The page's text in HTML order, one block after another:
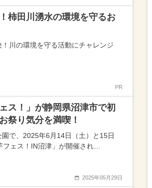
柿田川湧水の環境を守るお
川の環境を守る活動にチャレンジ
PR
ス！」が静岡県沼津市で初
祭り気分を満喫！
で、2025年6月14日（土）と15日
フェス！IN沼津」が開催され…
2025年05月29日